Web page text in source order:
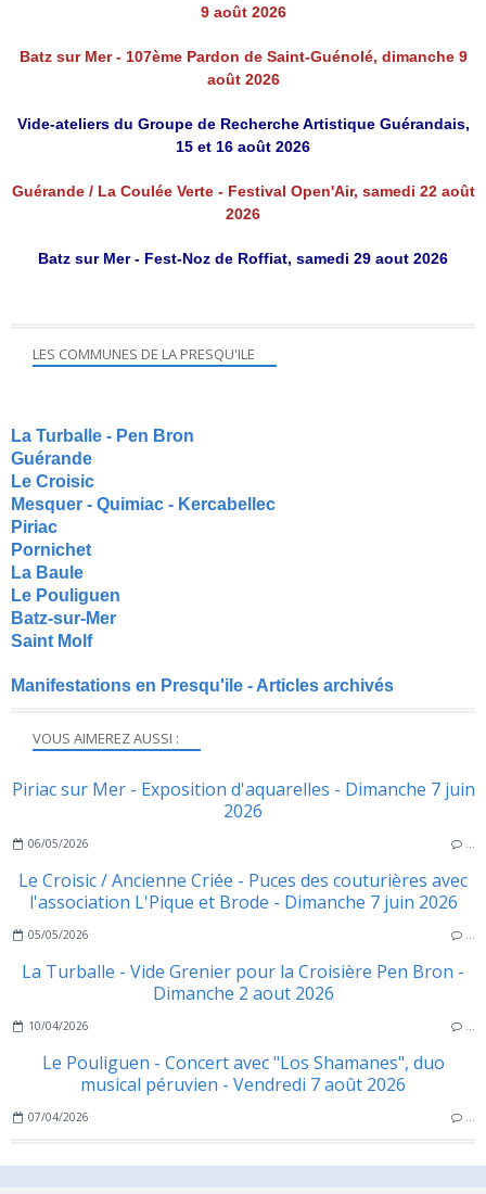
VOUS AIMEREZ AUSSI :
Piriac sur Mer - Exposition d'aquarelles - Dimanche 7 juin
2026
06/05/2026 …
Le Croisic / Ancienne Criée - Puces des couturières avec
l'association L'Pique et Brode - Dimanche 7 juin 2026
05/05/2026 …
La Turballe - Vide Grenier pour la Croisière Pen Bron -
Dimanche 2 aout 2026
10/04/2026 …
Le Pouliguen - Concert avec "Los Shamanes", duo
musical péruvien - Vendredi 7 août 2026
07/04/2026 …
9 août 2026
Batz sur Mer - 107ème Pardon de Saint-Guénolé, dimanche 9
août 2026
Vide-ateliers du Groupe de Recherche Artistique Guérandais,
15 et 16 août 2026
Guérande / La Coulée Verte - Festival Open'Air, samedi 22 août
2026
Batz sur Mer - Fest-Noz de Roffiat, samedi 29 aout 2026
LES COMMUNES DE LA PRESQU'ILE
La Turballe - Pen Bron
Guérande
Le Croisic
Mesquer - Quimiac - Kercabellec
Piriac
Pornichet
La Baule
Le Pouliguen
Batz-sur-Mer
Saint Molf
Manifestations en Presqu'ile - Articles archivés